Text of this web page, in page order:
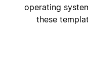
operating
these